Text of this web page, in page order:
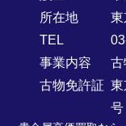
所在地
東
TEL
事業内容
古
古物免許証
号